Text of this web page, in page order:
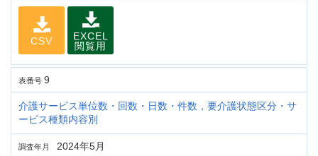
CSV
EXCEL
閲覧用
表番号 9
介護サービス単位数・回数・日数・件数，要介護状態区分・サ
ービス種類内容別
調査年月 2024年5月